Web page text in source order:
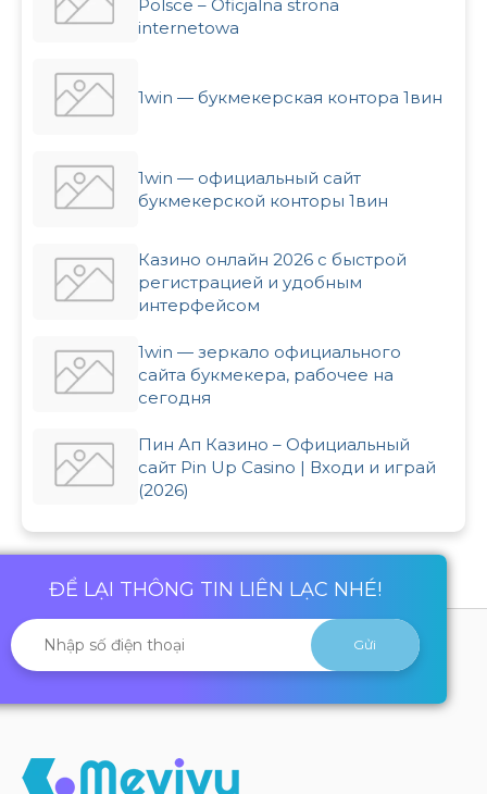
Polsce – Oficjalna strona
internetowa
1win — букмекерская контора 1вин
1win — официальный сайт
букмекерской конторы 1вин
Казино онлайн 2026 с быстрой
регистрацией и удобным
интерфейсом
1win — зеркало официального
сайта букмекера, рабочее на
сегодня
Пин Ап Казино – Официальный
сайт Pin Up Casino | Входи и играй
(2026)
ĐỂ LẠI THÔNG TIN LIÊN LẠC NHÉ!